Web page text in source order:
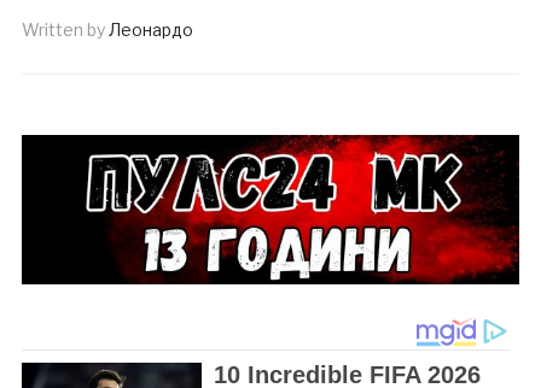
Written byЛеонардо